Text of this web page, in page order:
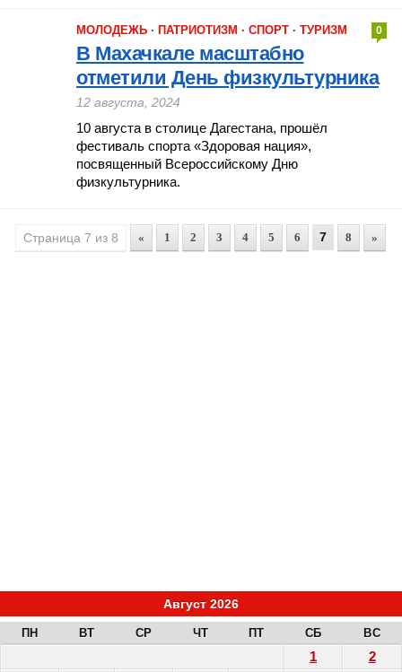
МОЛОДЕЖЬ · ПАТРИОТИЗМ · СПОРТ · ТУРИЗМ 0
В Махачкале масштабно
отметили День физкультурника
12 августа, 2024
10 августа в столице Дагестана, прошёл
фестиваль спорта «Здоровая нация»,
посвященный Всероссийскому Дню
физкультурника.
Страница 7 из 8 « 1 2 3 4 5 6 7 8 »
Август 2026
ПН ВТ СР ЧТ ПТ СБ ВС
1
2